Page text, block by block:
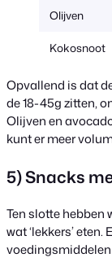
Olijven
Kokosnoot
Opvallend is dat
de 18-45g zitten,
Olijven en
kunt er meer
5) Snacks
Ten slotte hebben
wat ‘lekkers’